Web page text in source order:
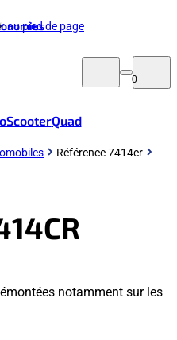
au pied de page
0
ScooterQuad
Référence 7414cr
notamment sur les